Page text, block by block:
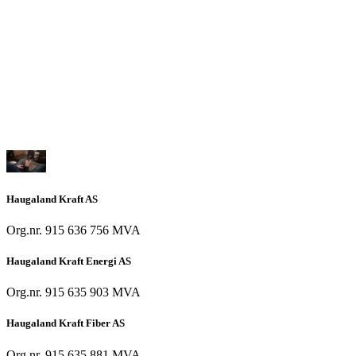
Haugaland Kraft AS
Org.nr. 915 636 756 MVA
Haugaland Kraft Energi AS
Org.nr. 915 635 903 MVA
Haugaland Kraft Fiber AS